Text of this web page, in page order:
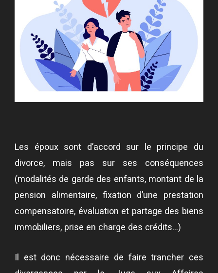
Les époux sont d’accord sur le principe du
divorce, mais pas sur ses conséquences
(modalités de garde des enfants, montant de la
pension alimentaire, fixation d’une prestation
compensatoire, évaluation et partage des biens
immobiliers, prise en charge des crédits…)
Il est donc nécessaire de faire trancher ces